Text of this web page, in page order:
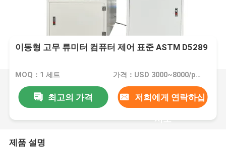
이동형 고무 류미터 컴퓨터 제어 표준 ASTM D5289
MOQ：1 세트 가격：USD 3000~8000/per set
최고의 가격 저희에게 연락하십
시오
제품 설명